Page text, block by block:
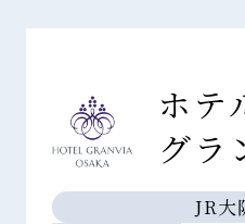
ホテ
グラ
JR大